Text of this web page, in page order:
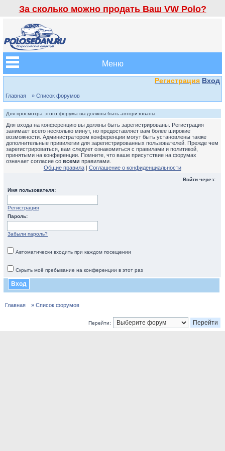
За сколько можно продать Ваш VW Polo?
Меню
Регистрация Вход
Главная » Список форумов
Для просмотра этого форума вы должны быть авторизованы.
Для входа на конференцию вы должны быть зарегистрированы. Регистрация
занимает всего несколько минут, но предоставляет вам более широкие
возможности. Администратором конференции могут быть установлены также
дополнительные привилегии для зарегистрированных пользователей. Прежде чем
зарегистрироваться, вам следует ознакомиться с правилами и политикой,
принятыми на конференции. Помните, что ваше присутствие на форумах
означает согласие со всеми правилами.
Общие правила| Соглашение о конфиденциальности
Войти через:
Имя пользователя:
Регистрация
Пароль:
Забыли пароль?
Автоматически входить при каждом посещении
Скрыть моё пребывание на конференции в этот раз
Главная » Список форумов
Перейти: